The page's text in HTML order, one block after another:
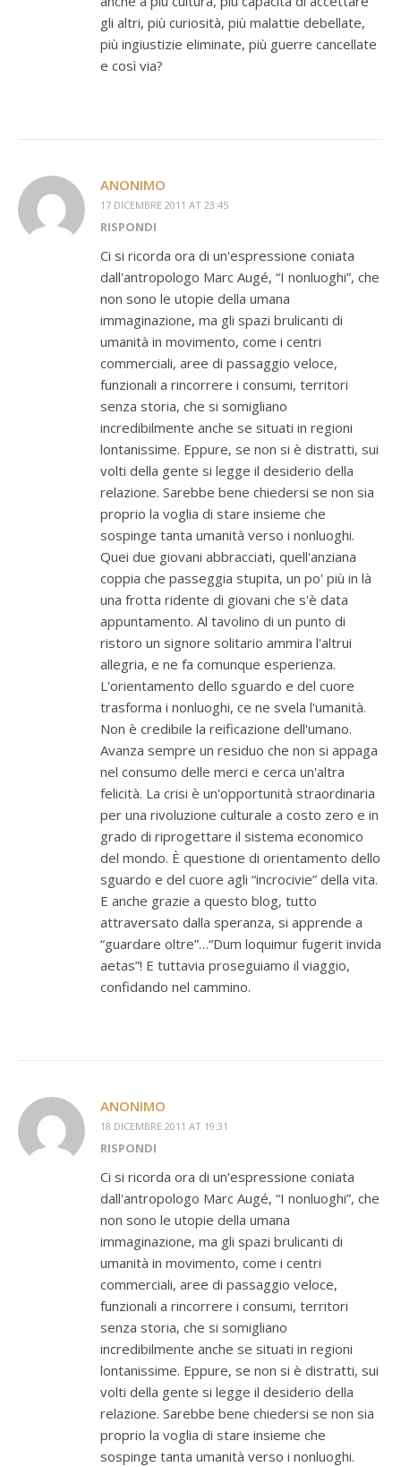
gli altri, più curiosità, più malattie debellate,
più ingiustizie eliminate, più guerre cancellate
e così via?
ANONIMO
17 DICEMBRE 2011 AT 23:45
RISPONDI
Ci si ricorda ora di un'espressione coniata
dall'antropologo Marc Augé, “I nonluoghi”, che
non sono le utopie della umana
immaginazione, ma gli spazi brulicanti di
umanità in movimento, come i centri
commerciali, aree di passaggio veloce,
funzionali a rincorrere i consumi, territori
senza storia, che si somigliano
incredibilmente anche se situati in regioni
lontanissime. Eppure, se non si è distratti, sui
volti della gente si legge il desiderio della
relazione. Sarebbe bene chiedersi se non sia
proprio la voglia di stare insieme che
sospinge tanta umanità verso i nonluoghi.
Quei due giovani abbracciati, quell'anziana
coppia che passeggia stupita, un po' più in là
una frotta ridente di giovani che s'è data
appuntamento. Al tavolino di un punto di
ristoro un signore solitario ammira l'altrui
allegria, e ne fa comunque esperienza.
L'orientamento dello sguardo e del cuore
trasforma i nonluoghi, ce ne svela l'umanità.
Non è credibile la reificazione dell'umano.
Avanza sempre un residuo che non si appaga
nel consumo delle merci e cerca un'altra
felicità. La crisi è un'opportunità straordinaria
per una rivoluzione culturale a costo zero e in
grado di riprogettare il sistema economico
del mondo. È questione di orientamento dello
sguardo e del cuore agli “incrocivie” della vita.
E anche grazie a questo blog, tutto
attraversato dalla speranza, si apprende a
“guardare oltre”…“Dum loquimur fugerit invida
aetas”! E tuttavia proseguiamo il viaggio,
confidando nel cammino.
ANONIMO
18 DICEMBRE 2011 AT 19:31
RISPONDI
Ci si ricorda ora di un'espressione coniata
dall'antropologo Marc Augé, “I nonluoghi”, che
non sono le utopie della umana
immaginazione, ma gli spazi brulicanti di
umanità in movimento, come i centri
commerciali, aree di passaggio veloce,
funzionali a rincorrere i consumi, territori
senza storia, che si somigliano
incredibilmente anche se situati in regioni
lontanissime. Eppure, se non si è distratti, sui
volti della gente si legge il desiderio della
relazione. Sarebbe bene chiedersi se non sia
proprio la voglia di stare insieme che
sospinge tanta umanità verso i nonluoghi.